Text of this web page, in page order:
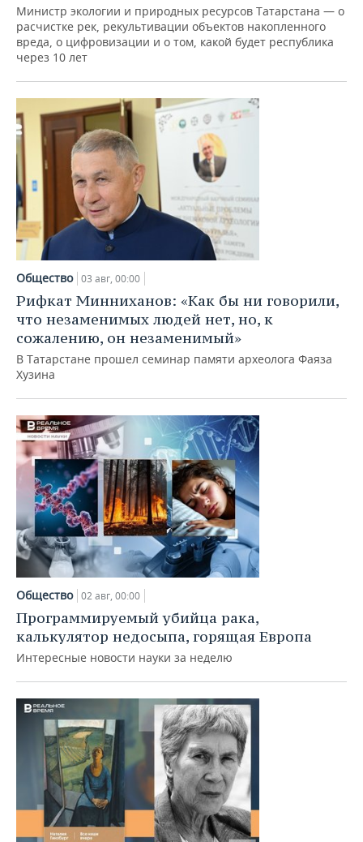
Министр экологии и природных ресурсов Татарстана — о
расчистке рек, рекультивации объектов накопленного
вреда, о цифровизации и о том, какой будет республика
через 10 лет
Общество 03 авг, 00:00
Рифкат Минниханов: «Как бы ни говорили,
что незаменимых людей нет, но, к
сожалению, он незаменимый»
В Татарстане прошел семинар памяти археолога Фаяза
Хузина
Общество 02 авг, 00:00
Программируемый убийца рака,
калькулятор недосыпа, горящая Европа
Интересные новости науки за неделю